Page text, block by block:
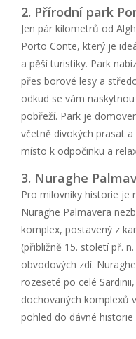
2. Přírodní park
Jen pár kilometrů od
Porto Conte, který je
a pěší turistiky. Park
přes borové lesy a
odkud se vám
pobřeží. Park je
včetně divokých prasat
místo k odpočinku a
3. Nuraghe
Pro milovníky historie je
Nuraghe Palmavera
komplex, postavený z
(přibližně 15. století př.
obvodových zdí.
rozeseté po celé
dochovaných komplexů
pohled do dávné historie